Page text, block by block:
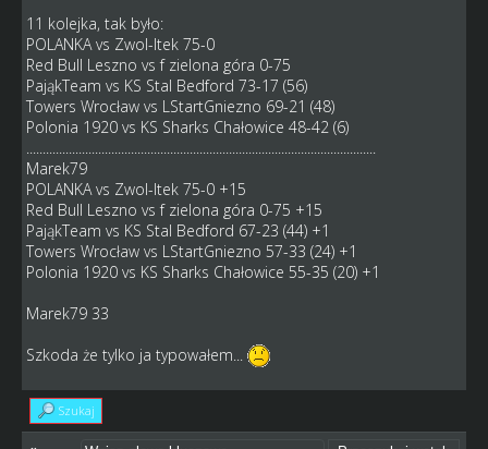
11 kolejka, tak było:
POLANKA vs Zwol-Itek 75-0
Red Bull Leszno vs f zielona góra 0-75
PająkTeam vs KS Stal Bedford 73-17 (56)
Towers Wrocław vs LStartGniezno 69-21 (48)
Polonia 1920 vs KS Sharks Chałowice 48-42 (6)
Marek79
POLANKA vs Zwol-Itek 75-0 +15
Red Bull Leszno vs f zielona góra 0-75 +15
PająkTeam vs KS Stal Bedford 67-23 (44) +1
Towers Wrocław vs LStartGniezno 57-33 (24) +1
Polonia 1920 vs KS Sharks Chałowice 55-35 (20) +1
Marek79 33
Szkoda że tylko ja typowałem...
Szukaj